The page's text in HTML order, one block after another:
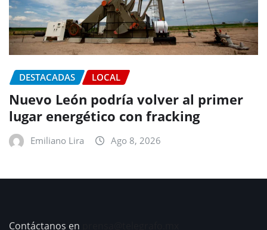
DESTACADAS LOCAL
Nuevo León podría volver al primer
lugar energético con fracking
Emiliano Lira Ago 8, 2026
Contáctanos en